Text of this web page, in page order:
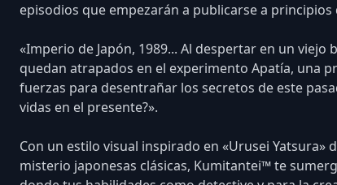
episodios que empezarán a publicarse a principios
«Imperio de Japón, 1989... Al despertar en un
quedan atrapados en el experimento Apatía, una
fuerzas para desentrañar los secretos de este
vidas en el presente?».
Con un estilo visual inspirado en «Urusei Yatsura»
misterio japonesas clásicas, Kumitantei™ te